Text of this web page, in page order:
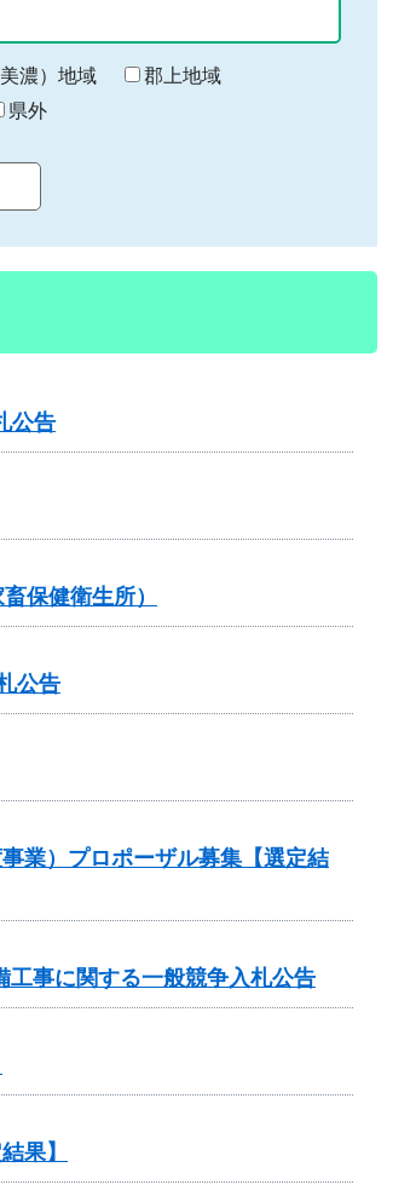
濃）地域
郡上地域
県外
公告
保健衛生所）
公告
業）プロポーザル募集【選定結
事に関する一般競争入札公告
果】